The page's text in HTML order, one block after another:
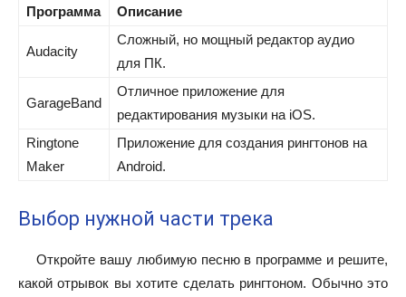
Программа Описание
Audacity
Сложный, но мощный редактор аудио
для ПК.
GarageBand
Отличное приложение для
редактирования музыки на iOS.
Ringtone
Maker
Приложение для создания рингтонов на
Android.
Выбор нужной части трека
Откройте вашу любимую песню в программе и решите,
какой отрывок вы хотите сделать рингтоном. Обычно это